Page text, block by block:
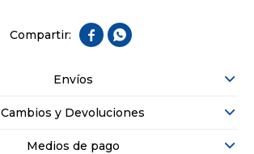
 
Envíos
Cambios y Devoluciones
Medios de pago